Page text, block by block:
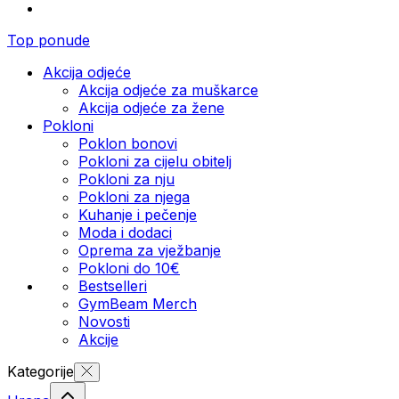
Top ponude
Akcija odjeće
Akcija odjeće za muškarce
Akcija odjeće za žene
Pokloni
Poklon bonovi
Pokloni za cijelu obitelj
Pokloni za nju
Pokloni za njega
Kuhanje i pečenje
Moda i dodaci
Oprema za vježbanje
Pokloni do 10€
Bestselleri
GymBeam Merch
Novosti
Akcije
Kategorije